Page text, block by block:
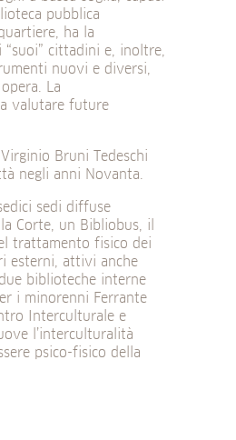
pubblica
ha la
cittadini e, inoltre,
nuovi e diversi,
La
valutare future
Bruni Tedeschi
negli anni Novanta.
sedi diffuse
Corte, un Bibliobus, il
trattamento fisico dei
esterni, attivi anche
biblioteche interne
i minorenni Ferrante
Interculturale e
l’interculturalità
psico-fisico della